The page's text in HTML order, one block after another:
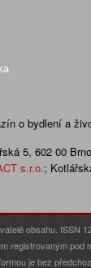
o bydlení a
5, 602 00
s.r.o.;
obsahu. ISSN
registrovaným
je bez